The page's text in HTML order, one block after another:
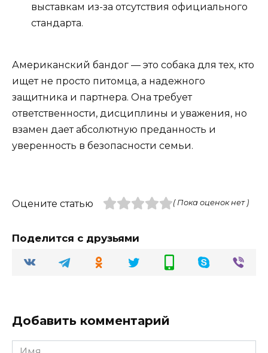
выставкам из-за отсутствия официального
стандарта.
Американский бандог — это собака для тех, кто
ищет не просто питомца, а надежного
защитника и партнера. Она требует
ответственности, дисциплины и уважения, но
взамен дает абсолютную преданность и
уверенность в безопасности семьи.
Оцените статью ( Пока оценок нет )
Поделится с друзьями
Добавить комментарий
Имя